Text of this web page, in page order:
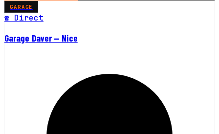
GARAGE
☎ Direct
Garage Daver — Nice